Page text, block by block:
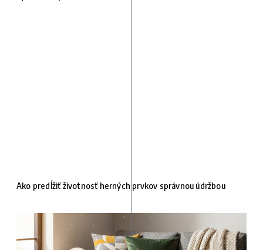
Ako predĺžiť životnosť herných prvkov správnou údržbou